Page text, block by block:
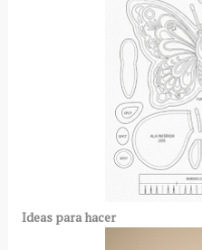
Ideas para hacer